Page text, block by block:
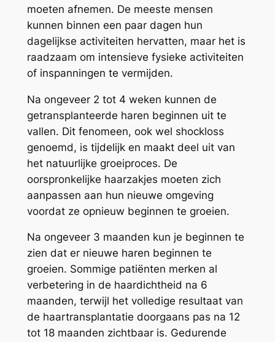
moeten afnemen. De meeste mensen
kunnen binnen een paar dagen hun
dagelijkse activiteiten hervatten, maar het is
raadzaam om intensieve fysieke activiteiten
of inspanningen te vermijden.
Na ongeveer 2 tot 4 weken kunnen de
getransplanteerde haren beginnen uit te
vallen. Dit fenomeen, ook wel shockloss
genoemd, is tijdelijk en maakt deel uit van
het natuurlijke groeiproces. De
oorspronkelijke haarzakjes moeten zich
aanpassen aan hun nieuwe omgeving
voordat ze opnieuw beginnen te groeien.
Na ongeveer 3 maanden kun je beginnen te
zien dat er nieuwe haren beginnen te
groeien. Sommige patiënten merken al
verbetering in de haardichtheid na 6
maanden, terwijl het volledige resultaat van
de haartransplantatie doorgaans pas na 12
tot 18 maanden zichtbaar is. Gedurende